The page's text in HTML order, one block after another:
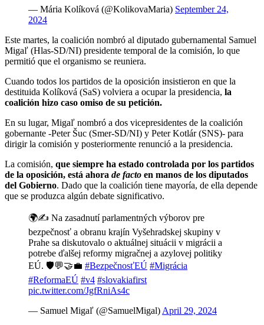
— Mária Kolíková (@KolikovaMaria) September 24,
2024
Este martes, la coalición nombró al diputado gubernamental Samuel
Migaľ (Hlas-SD/NI) presidente temporal de la comisión, lo que
permitió que el organismo se reuniera.
Cuando todos los partidos de la oposición insistieron en que la
destituida Kolíková (SaS) volviera a ocupar la presidencia, la
coalición hizo caso omiso de su petición.
En su lugar, Migaľ nombró a dos vicepresidentes de la coalición
gobernante -Peter Šuc (Smer-SD/NI) y Peter Kotlár (SNS)- para
dirigir la comisión y posteriormente renunció a la presidencia.
La comisión, que siempre ha estado controlada por los partidos
de la oposición, está ahora de facto en manos de los diputados
del Gobierno. Dado que la coalición tiene mayoría, de ella depende
que se produzca algún debate significativo.
🌍✍️ Na zasadnutí parlamentných výborov pre
bezpečnosť a obranu krajín Vyšehradskej skupiny v
Prahe sa diskutovalo o aktuálnej situácii v migrácii a
potrebe ďalšej reformy migračnej a azylovej politiky
EÚ. 🛡️💬🤝💼 #BezpečnosťEÚ #Migrácia
#ReformaEÚ #v4 #slovakiafirst
pic.twitter.com/JgfRniAs4c
— Samuel Migaľ (@SamuelMigal) April 29, 2024